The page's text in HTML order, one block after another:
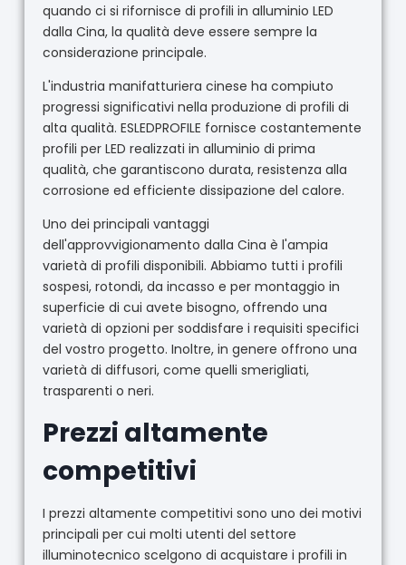
quando ci si rifornisce di profili in alluminio LED
dalla Cina, la qualità deve essere sempre la
considerazione principale.
L'industria manifatturiera cinese ha compiuto
progressi significativi nella produzione di profili di
alta qualità. ESLEDPROFILE fornisce costantemente
profili per LED realizzati in alluminio di prima
qualità, che garantiscono durata, resistenza alla
corrosione ed efficiente dissipazione del calore.
Uno dei principali vantaggi
dell'approvvigionamento dalla Cina è l'ampia
varietà di profili disponibili. Abbiamo tutti i profili
sospesi, rotondi, da incasso e per montaggio in
superficie di cui avete bisogno, offrendo una
varietà di opzioni per soddisfare i requisiti specifici
del vostro progetto. Inoltre, in genere offrono una
varietà di diffusori, come quelli smerigliati,
trasparenti o neri.
Prezzi altamente
competitivi
I prezzi altamente competitivi sono uno dei motivi
principali per cui molti utenti del settore
illuminotecnico scelgono di acquistare i profili in